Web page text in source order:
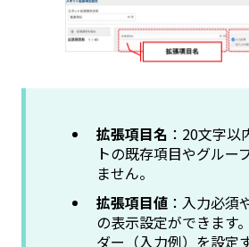
拡張項目名 ：20文字以
トの既存項目やグルー
ません。
拡張項目値 ：入力必須
の表示設定ができます
ダー（入力例）を設定